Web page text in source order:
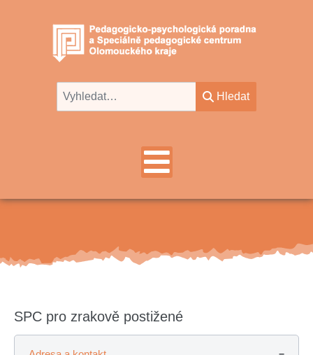
Hledat
Hledat
SPC pro zrakově postižené